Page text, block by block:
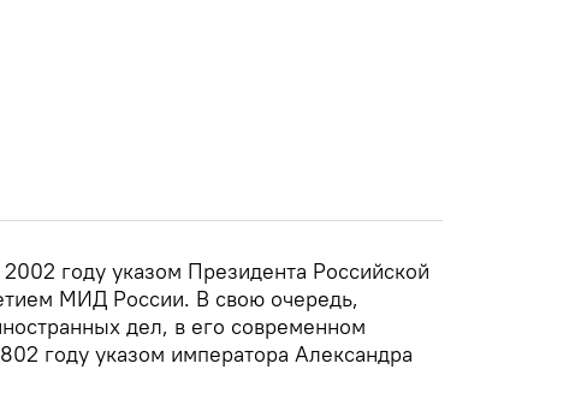
году указом Президента Российской
МИД России. В свою очередь,
дел, в его современном
году указом императора Александра